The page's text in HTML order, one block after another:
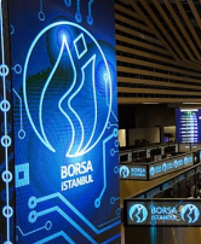
SPK,
satış
kadar